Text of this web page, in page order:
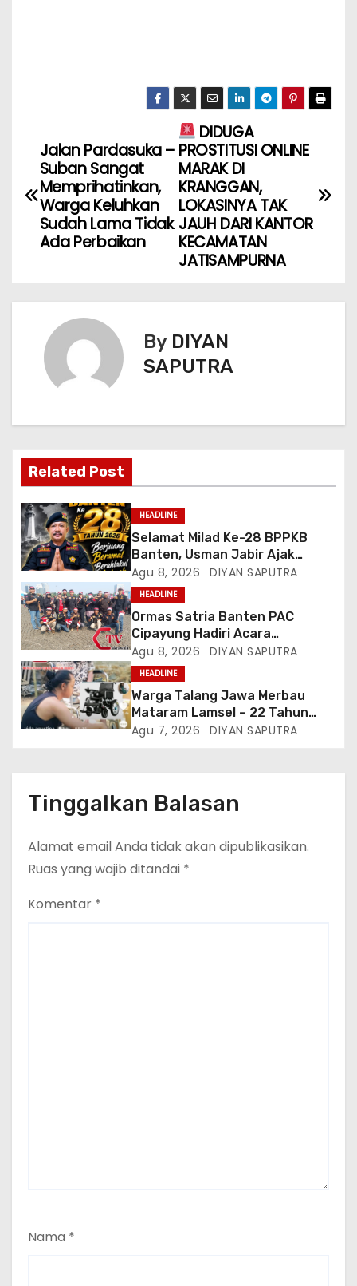
DIDUGA
PROSTITUSI ONLINE
MARAK DI
KRANGGAN,
LOKASINYA TAK
JAUH DARI KANTOR
KECAMATAN
JATISAMPURNA
Jalan Pardasuka –
Suban Sangat
Memprihatinkan,
Warga Keluhkan
Sudah Lama Tidak
Ada Perbaikan
By DIYAN
SAPUTRA
Related Post
HEADLINE
Selamat Milad Ke-28 BPPKB
Banten, Usman Jabir Ajak
Perkuat Solidaritas Dan
Kebersamaan
Agu 8, 2026 DIYAN SAPUTRA
HEADLINE
Ormas Satria Banten PAC
Cipayung Hadiri Acara
Menjelang HUT Ke-81
Kemerdekaan RI Di Silang Monas
Agu 8, 2026 DIYAN SAPUTRA
HEADLINE
Warga Talang Jawa Merbau
Mataram Lamsel – 22 Tahun
Lumpuh Vina Agustina Viral Di
Cakrawala Tv Meminta Pemda
Lamsel Bertindak
Agu 7, 2026 DIYAN SAPUTRA
Tinggalkan Balasan
Alamat email Anda tidak akan dipublikasikan.
Ruas yang wajib ditandai *
Komentar *
Nama *